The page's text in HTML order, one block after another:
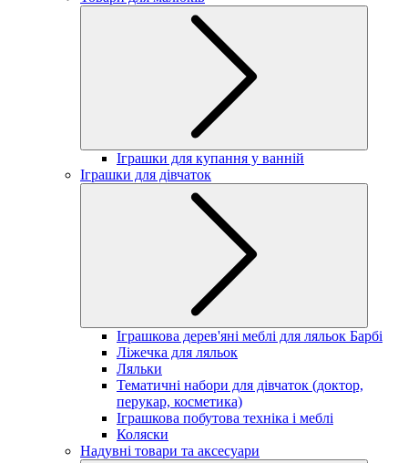
Іграшки для купання у ванній
Іграшки для дівчаток
Іграшкова дерев'яні меблі для ляльок Барбі
Ліжечка для ляльок
Ляльки
Тематичні набори для дівчаток (доктор,
перукар, косметика)
Іграшкова побутова техніка і меблі
Коляски
Надувні товари та аксесуари